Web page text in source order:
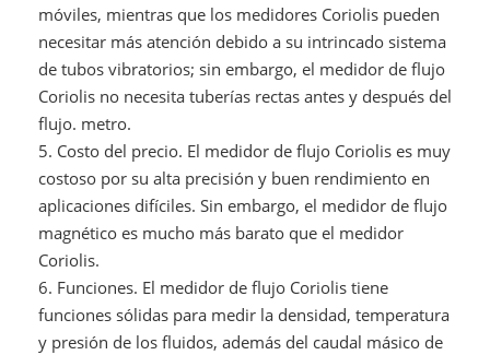
móviles, mientras que los medidores Coriolis pueden
necesitar más atención debido a su intrincado sistema
de tubos vibratorios; sin embargo, el medidor de flujo
Coriolis no necesita tuberías rectas antes y después del
flujo. metro.
5. Costo del precio. El medidor de flujo Coriolis es muy
costoso por su alta precisión y buen rendimiento en
aplicaciones difíciles. Sin embargo, el medidor de flujo
magnético es mucho más barato que el medidor
Coriolis.
6. Funciones. El medidor de flujo Coriolis tiene
funciones sólidas para medir la densidad, temperatura
y presión de los fluidos, además del caudal másico de